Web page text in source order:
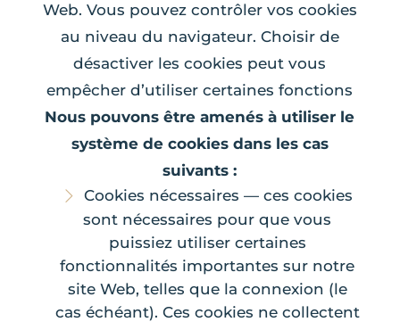
Web. Vous pouvez contrôler vos cookies
au niveau du navigateur. Choisir de
désactiver les cookies peut vous
empêcher d’utiliser certaines fonctions
Nous pouvons être amenés à utiliser le
système de cookies dans les cas
suivants :
Cookies nécessaires — ces cookies
sont nécessaires pour que vous
puissiez utiliser certaines
fonctionnalités importantes sur notre
site Web, telles que la connexion (le
cas échéant). Ces cookies ne collectent